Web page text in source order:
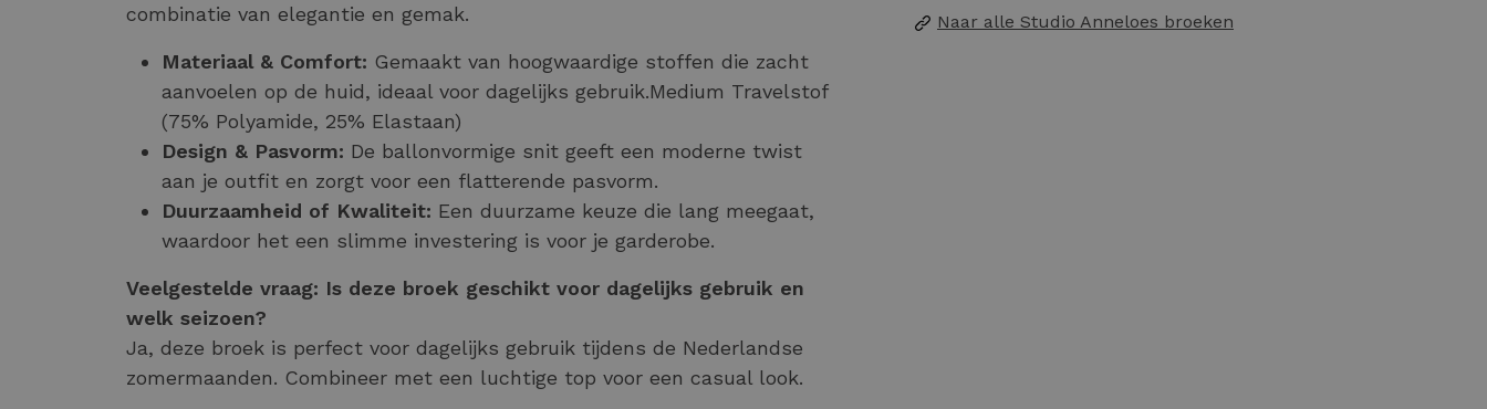
combinatie van elegantie en gemak.
Materiaal & Comfort: Gemaakt van hoogwaardige stoffen die zacht
aanvoelen op de huid, ideaal voor dagelijks gebruik.Medium Travelstof
(75% Polyamide, 25% Elastaan)
Design & Pasvorm: De ballonvormige snit geeft een moderne twist
aan je outfit en zorgt voor een flatterende pasvorm.
Duurzaamheid of Kwaliteit: Een duurzame keuze die lang meegaat,
waardoor het een slimme investering is voor je garderobe.
Veelgestelde vraag: Is deze broek geschikt voor dagelijks gebruik en
welk seizoen?
Ja, deze broek is perfect voor dagelijks gebruik tijdens de Nederlandse
zomermaanden. Combineer met een luchtige top voor een casual look.
Naar alle Studio Anneloes broeken